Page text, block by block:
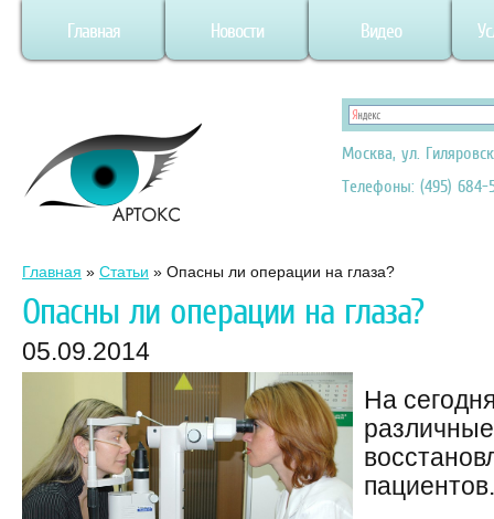
Главная Новости Видео
Москва, ул.
Телефоны: (495) 684-
Главная » Статьи » Опасны ли операции на глаза?
Опасны ли операции на глаза?
05.09.2014
На
пациентов.